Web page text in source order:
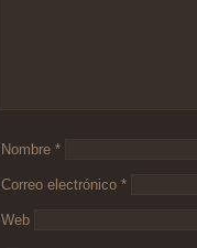
Nombre *
Correo electrónico *
Web